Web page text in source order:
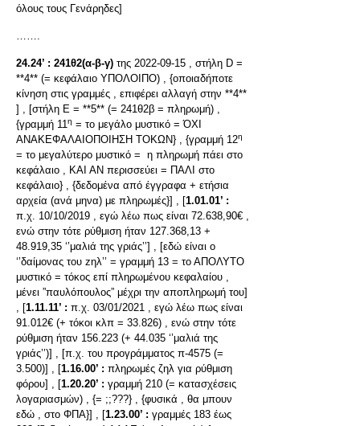
όλους τους Γενάρηδες]
…….
24.24’ : 241θ2(α-β-γ) της 2022-09-15 , στήλη D =
**4** (= κεφάλαιο ΥΠΟΛΟΙΠΟ) , {οποιαδήποτε
κίνηση στις γραμμές , επιφέρει αλλαγή στην **4**
] , [στήλη E = **5** (= 241θ2β = πληρωμή) ,
{γραμμή 11η = το μεγάλο μυστικό = ΌΧΙ
ΑΝΑΚΕΦΑΛΑΙΟΠΟΙΗΣΗ ΤΟΚΩΝ} , {γραμμή 12η
= το μεγαλύτερο μυστικό = η πληρωμή πάει στο
κεφάλαιο , ΚΑΙ ΑΝ περισσεύει = ΠΑΛΙ στο
κεφάλαιο} , {δεδομένα από έγγραφα + ετήσια
αρχεία (ανά μηνα) με πληρωμές}] , [1.01.01’ :
π.χ. 10/10/2019 , εγώ λέω πως είναι 72.638,90€ ,
ενώ στην τότε ρύθμιση ήταν 127.368,13 +
48.919,35 ‘’μαλιά της γριάς’’] , [εδώ είναι ο
‘’δαίμονας του zηλ’’ = γραμμή 13 = το ΑΠΟΛΥΤΟ
μυστικό = τόκος επί πληρωμένου κεφαλαίου ,
μένει ”παυλόπουλος” μέχρι την αποπληρωμή του]
, [1.11.11’ : π.χ. 03/01/2021 , εγώ λέω πως είναι
91.012€ (+ τόκοι κλπ = 33.826) , ενώ στην τότε
ρύθμιση ήταν 156.223 (+ 44.035 ‘’μαλιά της
γριάς’’)] , [π.χ. του προγράμματος π-4575 (=
3.500)] , [1.16.00’ : πληρωμές ζηλ για ρύθμιση
φόρου] , [1.20.20’ : γραμμή 210 (= κατασχέσεις
λογαριασμών) , {= ;;???} , {φυσικά , θα μπουν
εδώ , στο ΦΠΑ}] , [1.23.00’ : γραμμές 183 έως